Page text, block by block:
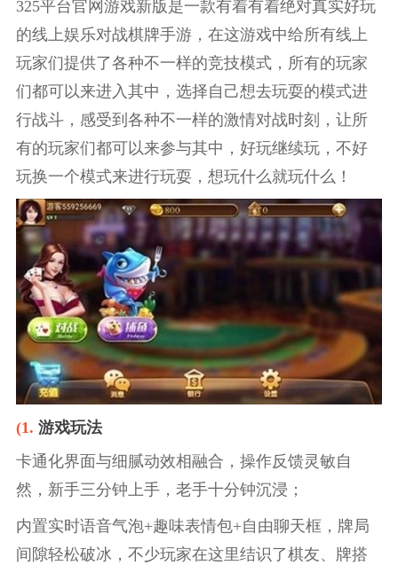
325平台官网游戏新版是一款有着有着绝对真实好玩
的线上娱乐对战棋牌手游，在这游戏中给所有线上
玩家们提供了各种不一样的竞技模式，所有的玩家
们都可以来进入其中，选择自己想去玩耍的模式进
行战斗，感受到各种不一样的激情对战时刻，让所
有的玩家们都可以来参与其中，好玩继续玩，不好
玩换一个模式来进行玩耍，想玩什么就玩什么！
(1. 游戏玩法
卡通化界面与细腻动效相融合，操作反馈灵敏自
然，新手三分钟上手，老手十分钟沉浸；
内置实时语音气泡+趣味表情包+自由聊天框，牌局
间隙轻松破冰，不少玩家在这里结识了棋友、牌搭